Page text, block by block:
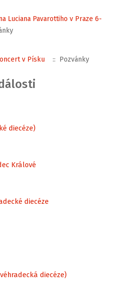
Luciana Pavarottiho v Praze 6-
v Písku :: Pozvánky
diecéze)
Králové
diecéze
diecéze)